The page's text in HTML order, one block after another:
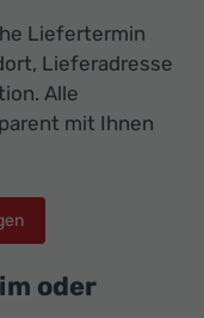
Liefertermin
Lieferadresse
Alle
mit Ihnen
oder